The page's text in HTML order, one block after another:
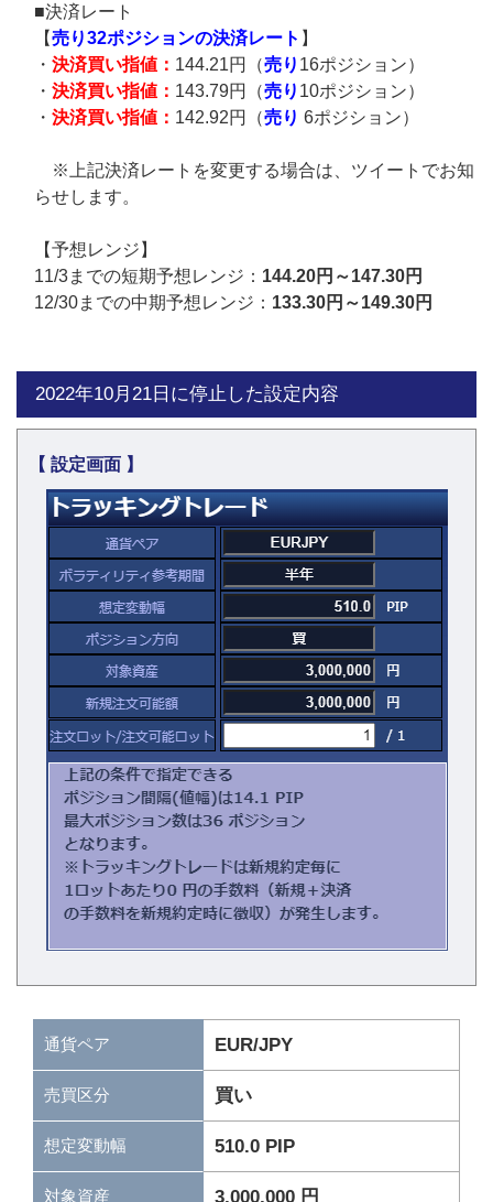
■決済レート
【売り32ポジションの決済レート 】
・ 決済買い指値： 144.21円（売り 16ポジション）
・ 決済買い指値： 143.79円（売り 10ポジション）
・ 決済買い指値： 142.92円（売り 6ポジション）
※上記決済レートを変更する場合は、ツイートでお知
らせします。
【予想レンジ】
11/3までの短期予想レンジ： 144.20円～147.30円
12/30までの中期予想レンジ： 133.30円～149.30円
2022年10月21日に停止した設定内容
【 設定画面 】
通貨ペア EUR/JPY
売買区分 買い
想定変動幅 510.0 PIP
対象資産 3,000,000 円